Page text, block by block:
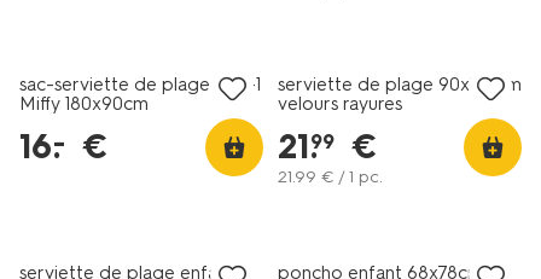
sac-serviette de plage 2-in-1
Miffy 180x90cm
16.
– €
serviette de plage 90x180cm
velours rayures
21.
99 €
21.99 € / 1 pc.
serviette de plage enfant
poncho enfant 68x78cm